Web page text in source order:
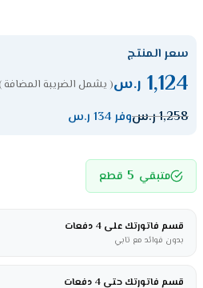
سعر المنتج
1,124 ر.س( يشمل الضريبة المضافة
1,258ر.سوفر 134 ر.س
متبقي 5 قطع
قسم فاتورتك على 4 دفعات
بدون فوائد مع تابي
قسم فاتورتك حتى 4 دفعات